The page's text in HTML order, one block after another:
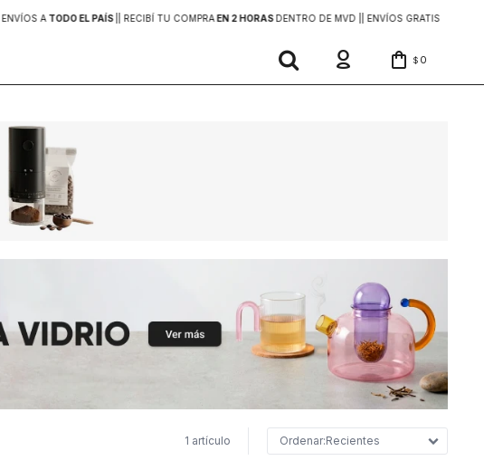
| ENVÍOS A TODO EL PAÍS | RECIBÍ TU COMPRAEN 2 HORASDENTRO DE MVD | | ENVÍOS GRATIS
$ 0
1 artículo Recientes